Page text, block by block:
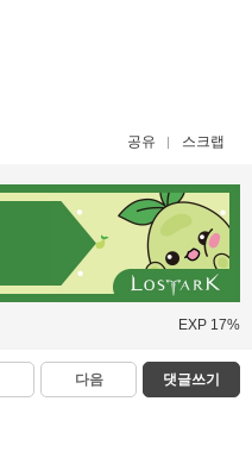
공유 스크랩
EXP 17%
다음 댓글쓰기